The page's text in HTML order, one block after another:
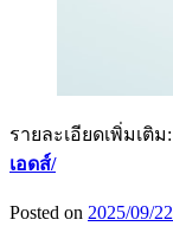
รายละเอียดเพิ่มเติม:
เอดส์/
Posted on 2025/09/22